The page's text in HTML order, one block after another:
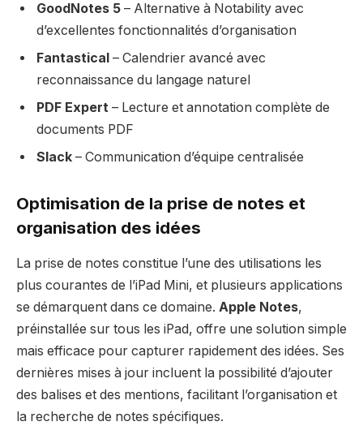
GoodNotes 5 – Alternative à Notability avec
d’excellentes fonctionnalités d’organisation
Fantastical – Calendrier avancé avec
reconnaissance du langage naturel
PDF Expert – Lecture et annotation complète de
documents PDF
Slack – Communication d’équipe centralisée
Optimisation de la prise de notes et
organisation des idées
La prise de notes constitue l’une des utilisations les
plus courantes de l’iPad Mini, et plusieurs applications
se démarquent dans ce domaine. Apple Notes,
préinstallée sur tous les iPad, offre une solution simple
mais efficace pour capturer rapidement des idées. Ses
dernières mises à jour incluent la possibilité d’ajouter
des balises et des mentions, facilitant l’organisation et
la recherche de notes spécifiques.